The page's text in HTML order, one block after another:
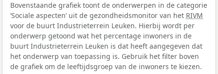
Bovenstaande grafiek toont de onderwerpen in de categorie
‘Sociale aspecten’ uit de gezondheidsmonitor van het RIVM
voor de buurt Industrieterrein Leuken. Hierbij wordt per
onderwerp getoond wat het percentage inwoners in de
buurt Industrieterrein Leuken is dat heeft aangegeven dat
het onderwerp van toepassing is. Gebruik het filter boven
de grafiek om de leeftijdsgroep van de inwoners te kiezen.